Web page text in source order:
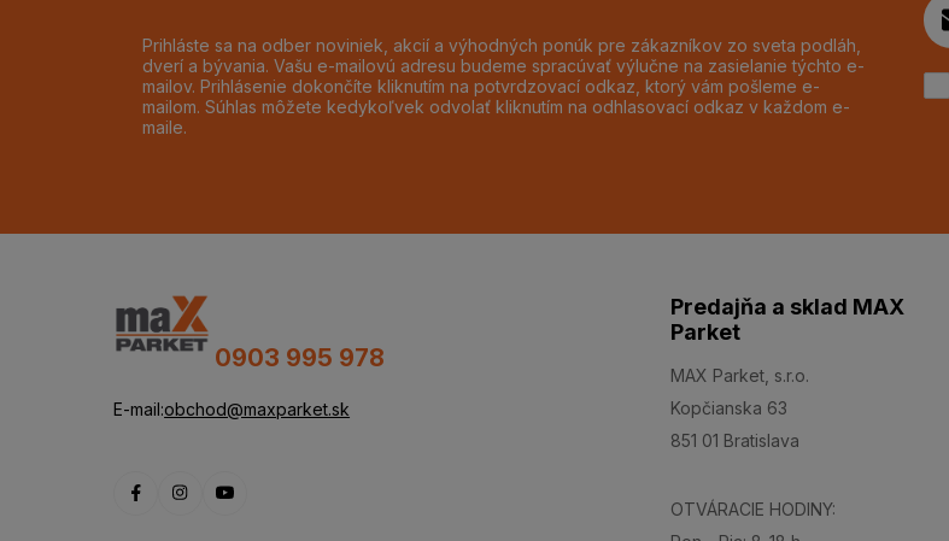
Prihláste sa na odber noviniek, akcií a výhodných ponúk pre zákazníkov zo sveta podláh,
dverí a bývania. Vašu e-mailovú adresu budeme spracúvať výlučne na zasielanie týchto e-
mailov. Prihlásenie dokončíte kliknutím na potvrdzovací odkaz, ktorý vám pošleme e-
mailom. Súhlas môžete kedykoľvek odvolať kliknutím na odhlasovací odkaz v každom e-
maile.
0903 995 978
E-mail:obchod@maxparket.sk
Predajňa a sklad MAX
Parket
MAX Parket, s.r.o.
Kopčianska 63
851 01 Bratislava
OTVÁRACIE HODINY: